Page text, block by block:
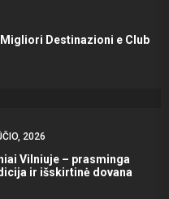
Destinazioni e Club
2026
Vilniuje – prasminga
ir išskirtinė dovana